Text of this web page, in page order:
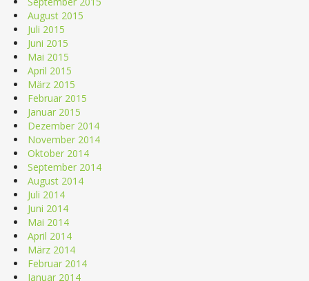
August 2015
Juli 2015
Juni 2015
Mai 2015
April 2015
März 2015
Februar 2015
Januar 2015
Dezember 2014
November 2014
Oktober 2014
September 2014
August 2014
Juli 2014
Juni 2014
Mai 2014
April 2014
März 2014
Februar 2014
Januar 2014